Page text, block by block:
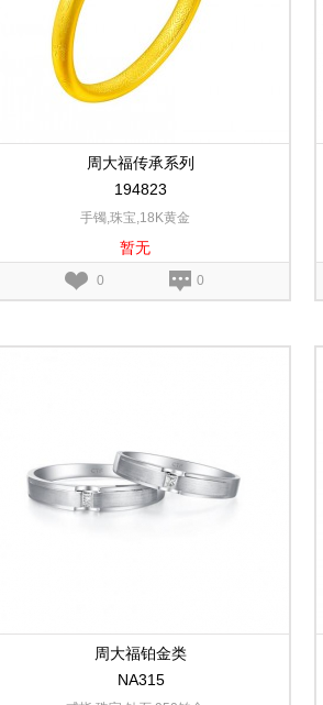
周大福传承系列
194823
手镯,珠宝,18K黄金
暂无
0 0
周大福铂金类
NA315